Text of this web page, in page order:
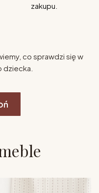
zakupu.
co sprawdzi się w